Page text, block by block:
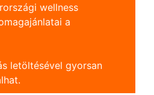
wellness
a
letöltésével gyorsan